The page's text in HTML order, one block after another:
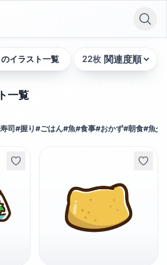
のイラスト一覧 22枚
並び替え:
一覧
寿司 #握り#ごはん#魚#食事#おかず#朝食#魚介